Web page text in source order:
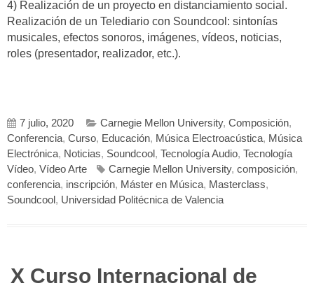
4) Realización de un proyecto en distanciamiento social.
Realización de un Telediario con Soundcool: sintonías
musicales, efectos sonoros, imágenes, vídeos, noticias,
roles (presentador, realizador, etc.).
7 julio, 2020 Carnegie Mellon University, Composición,
Conferencia, Curso, Educación, Música Electroacústica, Música
Electrónica, Noticias, Soundcool , Tecnología Audio, Tecnología
Vídeo, Vídeo Arte Carnegie Mellon University, composición,
conferencia, inscripción, Máster en Música, Masterclass,
Soundcool , Universidad Politécnica de Valencia
X Curso Internacional de